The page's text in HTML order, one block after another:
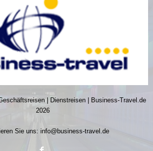
| Dienstreisen | Business-Travel.de
2026
Sie uns: info@business-travel.de